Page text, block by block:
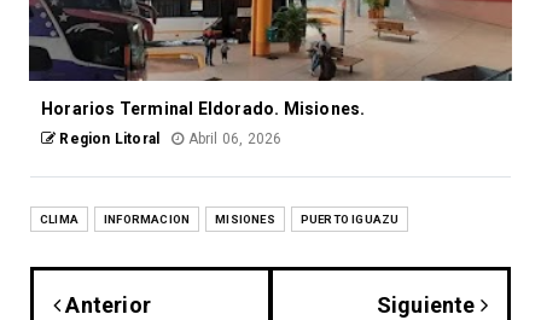
Horarios Terminal Eldorado. Misiones.
Region Litoral Abril 06, 2026
CLIMA INFORMACION MISIONES PUERTO IGUAZU
Anterior
Siguiente